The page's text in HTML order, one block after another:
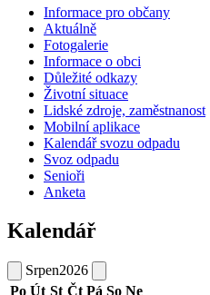
Informace pro občany
Aktuálně
Fotogalerie
Informace o obci
Důležité odkazy
Životní situace
Lidské zdroje, zaměstnanost
Mobilní aplikace
Kalendář svozu odpadu
Svoz odpadu
Senioři
Anketa
Kalendář
Srpen2026
Po Út St Čt Pá So Ne